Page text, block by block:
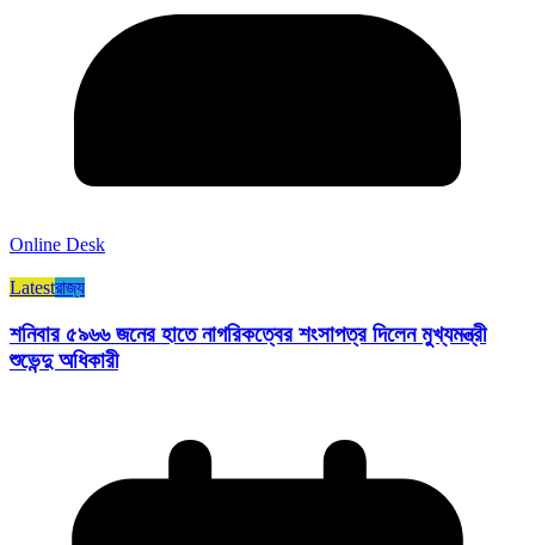
Online Desk
Latestরাজ্য​
শনিবার ৫৯৬৬ জনের হাতে নাগরিকত্বের শংসাপত্র দিলেন মুখ্যমন্ত্রী
শুভেন্দু অধিকারী